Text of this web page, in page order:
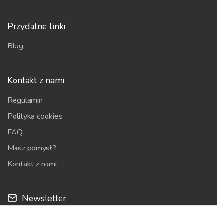
Przydatne linki
Blog
Kontakt z nami
Regulamin
Polityka cookies
FAQ
Masz pomysł?
Kontakt z nami
Newsletter